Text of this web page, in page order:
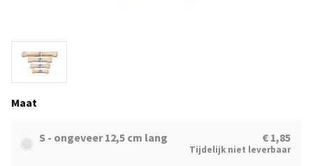
Maat
S - ongeveer 12,5 cm lang € 1,85
Tijdelijk niet leverbaar